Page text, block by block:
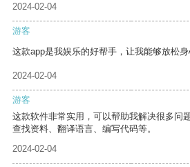
2024-02-04
游客
这款app是我娱乐的好帮手，让我能够放松身
2024-02-04
游客
这款软件非常实用，可以帮助我解决很多问
查找资料、翻译语言、编写代码等。
2024-02-04